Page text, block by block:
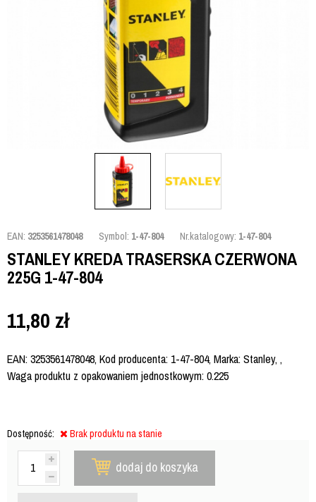
EAN: 3253561478048 Symbol: 1-47-804 Nr.katalogowy: 1-47-804
STANLEY KREDA TRASERSKA CZERWONA
225G 1-47-804
11,80 zł
EAN: 3253561478048, Kod producenta: 1-47-804, Marka: Stanley, ,
Waga produktu z opakowaniem jednostkowym: 0.225
Dostępność: Brak produktu na stanie
dodaj do koszyka